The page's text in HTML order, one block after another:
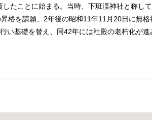
たことに始まる。当時、下班渓神社と称し
格を請願、2年後の昭和11年11月20日に無
基礎を替え、同42年には社殿の老朽化が